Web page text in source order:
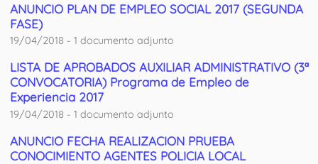
ANUNCIO PLAN DE EMPLEO SOCIAL 2017 (SEGUNDA
FASE)
19/04/2018 - 1 documento adjunto
LISTA DE APROBADOS AUXILIAR ADMINISTRATIVO (3ª
CONVOCATORIA) Programa de Empleo de
Experiencia 2017
19/04/2018 - 1 documento adjunto
ANUNCIO FECHA REALIZACION PRUEBA
CONOCIMIENTO AGENTES POLICIA LOCAL